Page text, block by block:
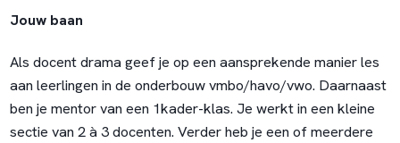
Jouw baan
Als docent drama geef je op een aansprekende manier les
aan leerlingen in de onderbouw vmbo/havo/vwo. Daarnaast
ben je mentor van een 1kader-klas. Je werkt in een kleine
sectie van 2 à 3 docenten. Verder heb je een of meerdere